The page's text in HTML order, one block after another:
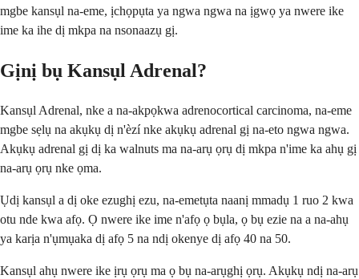
mgbe kansụl na-eme, ịchọpụta ya ngwa ngwa na ịgwọ ya nwere ike
ime ka ihe dị mkpa na nsonaazụ gị.
Gịnị bụ Kansụl Adrenal?
Kansụl Adrenal, nke a na-akpọkwa adrenocortical carcinoma, na-eme
mgbe sẹlụ na akụkụ dị n'èzí nke akụkụ adrenal gị na-eto ngwa ngwa.
Akụkụ adrenal gị dị ka walnuts ma na-arụ ọrụ dị mkpa n'ime ka ahụ gị
na-arụ ọrụ nke ọma.
Ụdị kansụl a dị oke ezughị ezu, na-emetụta naanị mmadụ 1 ruo 2 kwa
otu nde kwa afọ. Ọ nwere ike ime n'afọ ọ bụla, ọ bụ ezie na a na-ahụ
ya karịa n'ụmụaka dị afọ 5 na ndị okenye dị afọ 40 na 50.
Kansụl ahụ nwere ike ịrụ ọrụ ma ọ bụ na-arụghị ọrụ. Akụkụ ndị na-arụ